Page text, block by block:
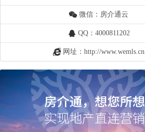
微信：房介通云
QQ：4000811202
网址：http://www.wemls.cn